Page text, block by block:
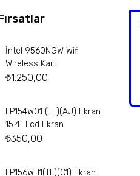
İntel 9560NGW Wifi
Wireless Kart
₺1.250,00
LP154W01 (TL)(AJ) Ekran
15.4” Lcd Ekran
₺350,00
LP156WH1(TL)(C1) Ekran